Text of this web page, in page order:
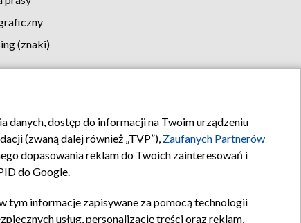
(znaki)
Kontakt
danych, dostęp do informacji na Twoim urządzeniu
(zwaną dalej również „TVP”), Zaufanych Partnerów
dopasowania reklam do Twoich zainteresowań i
do Google.
tym informacje zapisywane za pomocą technologii
usług, personalizację treści oraz reklam,